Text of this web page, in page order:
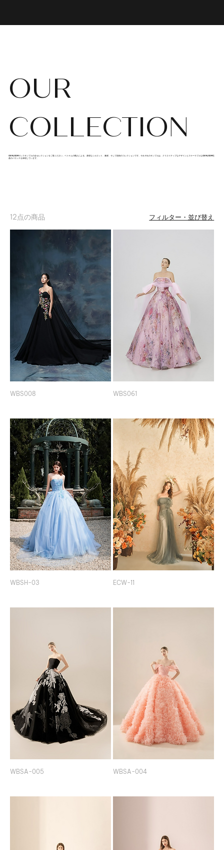
OUR
COLLECTION
OEM/ODMドレスサンプルの全セレクションをご覧ください。ベトナムの職人による、多様なシルエット、素材、そして技術のコレクションです。それぞれのサンプルは、クリエイティブなデザインとスケーラブルなOEM/ODM生
産のバランスを体現しています。
12点の商品 フィルター・並び替え
WBS008 WBS061
WBSH-03 ECW-11
WBSA-005 WBSA-004